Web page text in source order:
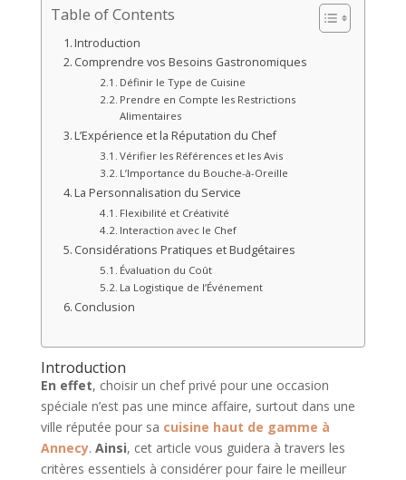
Table of Contents
Introduction
Comprendre vos Besoins Gastronomiques
Définir le Type de Cuisine
Prendre en Compte les Restrictions
Alimentaires
L’Expérience et la Réputation du Chef
Vérifier les Références et les Avis
L’Importance du Bouche-à-Oreille
La Personnalisation du Service
Flexibilité et Créativité
Interaction avec le Chef
Considérations Pratiques et Budgétaires
Évaluation du Coût
La Logistique de l’Événement
Conclusion
Introduction
En effet, choisir un chef privé pour une occasion
spéciale n’est pas une mince affaire, surtout dans une
ville réputée pour sa cuisine haut de gamme à
Annecy. Ainsi, cet article vous guidera à travers les
critères essentiels à considérer pour faire le meilleur